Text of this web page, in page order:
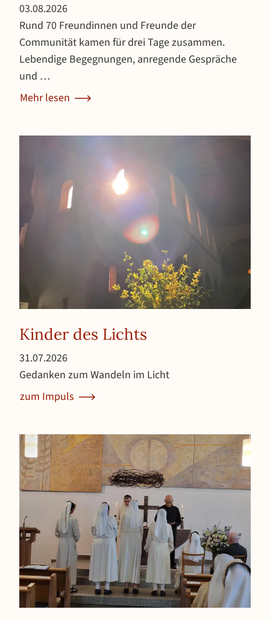
03.08.2026Veröffentlicht am 3. August 2026
Rund 70 Freundinnen und Freunde der
Communität kamen für drei Tage zusammen.
Lebendige Begegnungen, anregende Gespräche
und …
Mehr lesen
über Freundeskreistreffen im Gästehaus Selbitz
Kinder des Lichts
31.07.2026Veröffentlicht am 31. Juli 2026
Gedanken zum Wandeln im Licht
zum Impuls